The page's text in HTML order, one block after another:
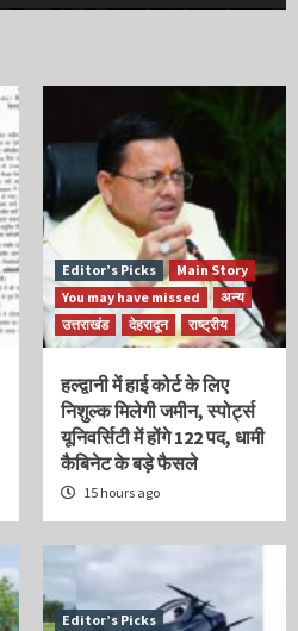
Editor’s Picks
Main Story
You may have missed
अन्य
उत्तराखंड
देहरादून राष्ट्रीय
हल्द्वानी में हाई कोर्ट के लिए
निशुल्क मिलेगी जमीन, स्पोर्ट्स
यूनिवर्सिटी में होंगे 122 पद, धामी
कैबिनेट के बड़े फैसले
15 hours ago
Editor’s Picks